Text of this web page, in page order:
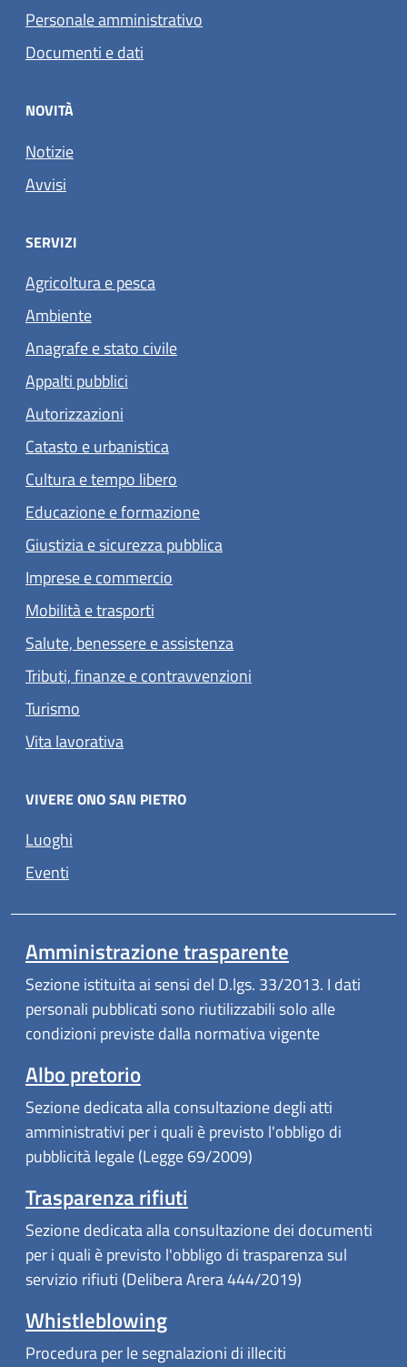
Personale amministrativo
Documenti e dati
NOVITÀ
Notizie
Avvisi
SERVIZI
Agricoltura e pesca
Ambiente
Anagrafe e stato civile
Appalti pubblici
Autorizzazioni
Catasto e urbanistica
Cultura e tempo libero
Educazione e formazione
Giustizia e sicurezza pubblica
Imprese e commercio
Mobilità e trasporti
Salute, benessere e assistenza
Tributi, finanze e contravvenzioni
Turismo
Vita lavorativa
VIVERE ONO SAN PIETRO
Luoghi
Eventi
Amministrazione trasparente
Sezione istituita ai sensi del D.lgs. 33/2013. I dati
personali pubblicati sono riutilizzabili solo alle
condizioni previste dalla normativa vigente
Albo pretorio
Sezione dedicata alla consultazione degli atti
amministrativi per i quali è previsto l'obbligo di
pubblicità legale (Legge 69/2009)
Trasparenza rifiuti
Sezione dedicata alla consultazione dei documenti
per i quali è previsto l'obbligo di trasparenza sul
servizio rifiuti (Delibera Arera 444/2019)
Whistleblowing
Procedura per le segnalazioni di illeciti